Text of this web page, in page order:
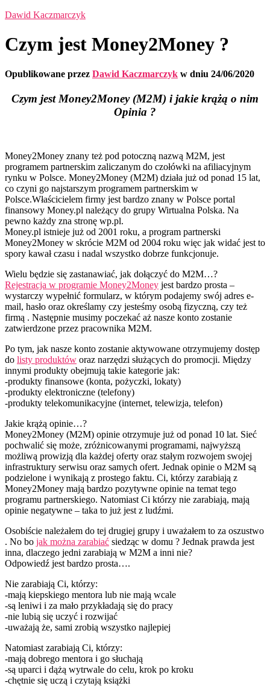
Dawid Kaczmarczyk
Czym jest Money2Money ?
Opublikowane przez Dawid Kaczmarczyk w dniu 24/06/2020
Czym jest Money2Money (M2M) i jakie krążą o nim
Opinia ?
Money2Money znany też pod potoczną nazwą M2M, jest
programem partnerskim zaliczanym do czołówki na afiliacyjnym
rynku w Polsce. Money2Money (M2M) działa już od ponad 15 lat,
co czyni go najstarszym programem partnerskim w
Polsce.Właścicielem firmy jest bardzo znany w Polsce portal
finansowy Money.pl należący do grupy Wirtualna Polska. Na
pewno każdy zna stronę wp.pl.
Money.pl istnieje już od 2001 roku, a program partnerski
Money2Money w skrócie M2M od 2004 roku więc jak widać jest to
spory kawał czasu i nadal wszystko dobrze funkcjonuje.
Wielu będzie się zastanawiać, jak dołączyć do M2M…?
Rejestracja w programie Money2Money jest bardzo prosta –
wystarczy wypełnić formularz, w którym podajemy swój adres e-
mail, hasło oraz określamy czy jesteśmy osobą fizyczną, czy też
firmą . Następnie musimy poczekać aż nasze konto zostanie
zatwierdzone przez pracownika M2M.
Po tym, jak nasze konto zostanie aktywowane otrzymujemy dostęp
do listy produktów oraz narzędzi służących do promocji. Między
innymi produkty obejmują takie kategorie jak:
-produkty finansowe (konta, pożyczki, lokaty)
-produkty elektroniczne (telefony)
-produkty telekomunikacyjne (internet, telewizja, telefon)
Jakie krążą opinie…?
Money2Money (M2M) opinie otrzymuje już od ponad 10 lat. Sieć
pochwalić się może, zróżnicowanymi programami, najwyższą
możliwą prowizją dla każdej oferty oraz stałym rozwojem swojej
infrastruktury serwisu oraz samych ofert. Jednak opinie o M2M są
podzielone i wynikają z prostego faktu. Ci, którzy zarabiają z
Money2Money mają bardzo pozytywne opinie na temat tego
programu partnerskiego. Natomiast Ci którzy nie zarabiają, mają
opinie negatywne – taka to już jest z ludźmi.
Osobiście należałem do tej drugiej grupy i uważałem to za oszustwo
. No bo jak można zarabiać siedząc w domu ? Jednak prawda jest
inna, dlaczego jedni zarabiają w M2M a inni nie?
Odpowiedź jest bardzo prosta….
Nie zarabiają Ci, którzy:
-mają kiepskiego mentora lub nie mają wcale
-są leniwi i za mało przykładają się do pracy
-nie lubią się uczyć i rozwijać
-uważają że, sami zrobią wszystko najlepiej
Natomiast zarabiają Ci, którzy:
-mają dobrego mentora i go słuchają
-są uparci i dążą wytrwale do celu, krok po kroku
-chętnie się uczą i czytają książki